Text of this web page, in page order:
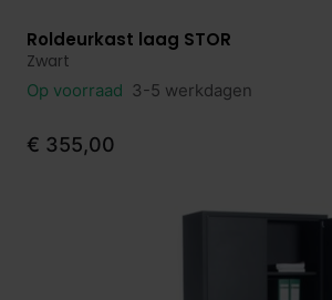
Bekijk product
Roldeurkast laag STOR
Zwart
Op voorraad 3-5 werkdagen
€ 355,00